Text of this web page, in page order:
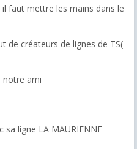
faut mettre les mains dans le
de créateurs de lignes de TS(
notre ami
ligne LA MAURIENNE